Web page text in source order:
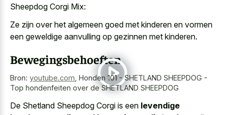
Sheepdog Corgi Mix:
Ze zijn over het algemeen goed met kinderen en vormen
een geweldige aanvulling op gezinnen met kinderen.
Bewegingsbehoeften
Bron: youtube.com Honden 101 - SHETLAND SHEEPDOG -
Top hondenfeiten over de SHETLAND SHEEPDOG
De Shetland Sheepdog Corgi is een levendige